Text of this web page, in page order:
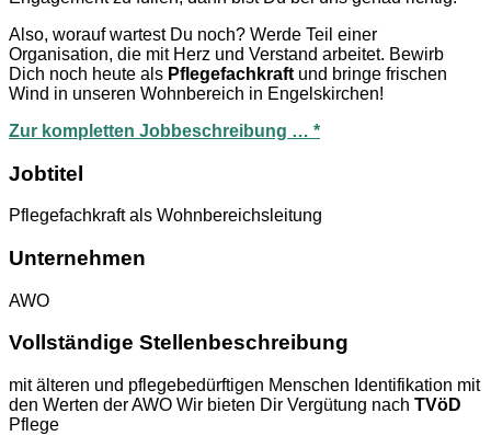
Also, worauf wartest Du noch? Werde Teil einer
Organisation, die mit Herz und Verstand arbeitet. Bewirb
Dich noch heute als Pflegefachkraft und bringe frischen
Wind in unseren Wohnbereich in Engelskirchen!
Zur kompletten Jobbeschreibung … *
Jobtitel
Pflegefachkraft als Wohnbereichsleitung
Unternehmen
AWO
Vollständige Stellenbeschreibung
mit älteren und pflegebedürftigen Menschen Identifikation mit
den Werten der AWO Wir bieten Dir Vergütung nach TVöD
Pflege